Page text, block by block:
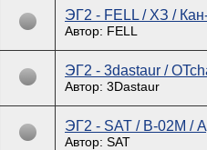
ЭГ2 - FELL / ХЗ /
Автор: FELL
ЭГ2 - 3dastaur /
Автор: 3Dastaur
ЭГ2 - SAT / В-02М /
Автор: SAT